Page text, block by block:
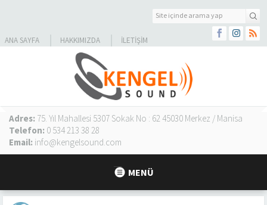
ANA SAYFA HAKKIMIZDA İLETIŞIM
Adres: 75. Yıl Mahallesi 5307 Sokak No : 62 45030 Merkez / Manisa
Telefon: 0 534 213 38 28
Email: info@kengelsound.com
MENÜ